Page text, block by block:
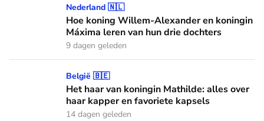
Hoe koning Willem-Alexander en koningin Máxima leren
Nederland 🇳🇱
Hoe koning Willem-Alexander en koningin
Máxima leren van hun drie dochters
9 dagen geleden
Het haar van koningin Mathilde: alles over haar kapper en
België 🇧🇪
Het haar van koningin Mathilde: alles over
haar kapper en favoriete kapsels
14 dagen geleden